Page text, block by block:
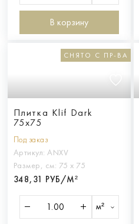
В корзину
СНЯТО С ПР-ВА
Плитка Klif Dark
75x75
Под заказ
Артикул: ANXV
Размер, см: 75 х 75
348,31 РУБ/М²
м²